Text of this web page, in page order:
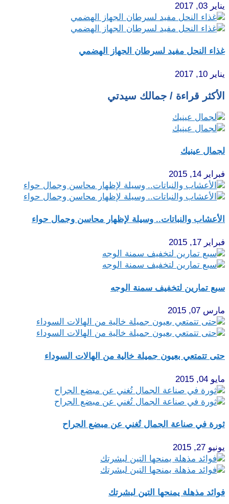
يناير 03, 2017
غذاء النحل مفيد لسرطان الجهاز الهضمي
يناير 10, 2017
الأكثر قراءة / جمالك سيدتي
لجمال عينيك
فبراير 14, 2015
الأعشاب والنباتات.. وسيلة لإظهار محاسن وجمال حواء
فبراير 17, 2015
سبع تمارين لتخفيف سمنة الوجه
مارس 07, 2015
حتى تتمتعي بعيون جميلة خالية من الهالات السوداء
مايو 04, 2015
ثورة في صناعة الجمال تُغني عن مبضع الجراح
يونيو 27, 2015
فوائد مذهلة يمنحها التين لبشرتك